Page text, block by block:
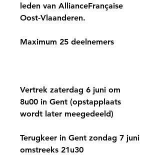
leden van AllianceFrançaise
Oost-Vlaanderen.
Maximum 25 deelnemers
Vertrek zaterdag 6 juni om
8u00 in Gent (opstapplaats
wordt later meegedeeld)
Terugkeer in Gent zondag 7 juni
omstreeks 21u30